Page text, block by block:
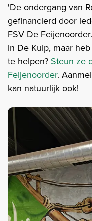
'De ondergang van
gefinancierd door
FSV De
in De Kuip, maar
te helpen? Steun ze
Feijenoorder.
kan natuurlijk ook!